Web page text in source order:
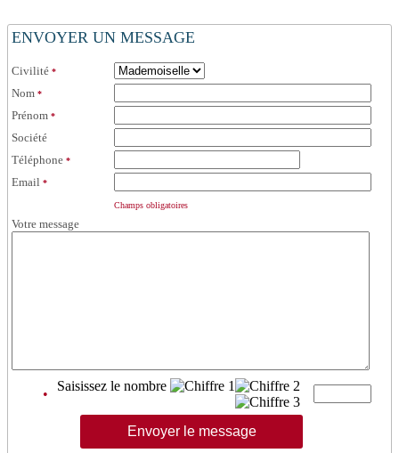
ENVOYER UN MESSAGE
Civilité *
Nom *
Prénom *
Société
Téléphone *
Email *
Champs obligatoires
Votre message
•
Saisissez le nombre